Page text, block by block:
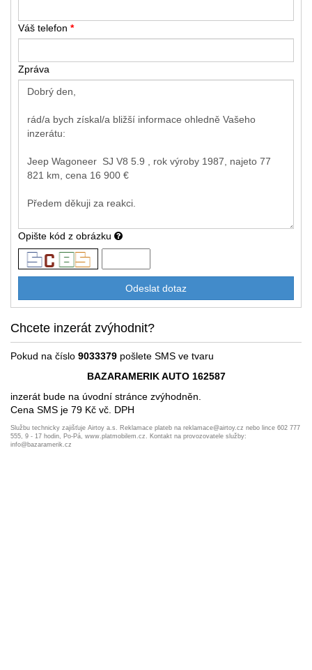
Váš telefon *
Zpráva
Opište kód z obrázku
Chcete inzerát zvýhodnit?
Pokud na číslo 9033379 pošlete SMS ve tvaru
BAZARAMERIK AUTO 162587
inzerát bude na úvodní stránce zvýhodněn.
Cena SMS je 79 Kč vč. DPH
Službu technicky zajišťuje Airtoy a.s. Reklamace plateb na reklamace@airtoy.cz nebo lince 602 777
555, 9 - 17 hodin, Po-Pá, www.platmobilem.cz. Kontakt na provozovatele služby:
info@bazaramerik.cz